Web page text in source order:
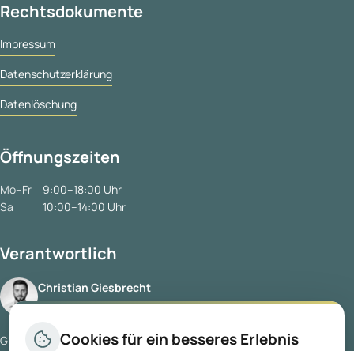
Rechtsdokumente
Impressum
Datenschutzerklärung
Datenlöschung
Öffnungszeiten
Mo–Fr
9:00–18:00 Uhr
Sa
10:00–14:00 Uhr
Verantwortlich
Christian Giesbrecht
Inhaber & Geschäftsführer
Giesbrecht Immobilien GmbH
Cookies für ein besseres Erlebnis